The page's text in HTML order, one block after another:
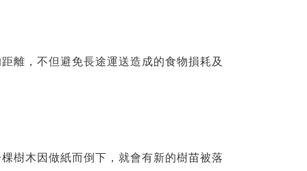
離，不但避免長途運送造成的食物損耗及
樹木因做紙而倒下，就會有新的樹苗被落